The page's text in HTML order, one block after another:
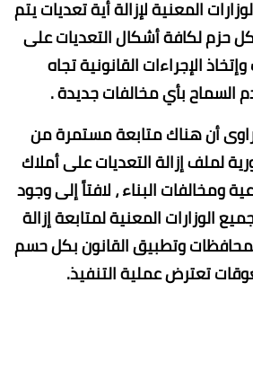
المعنية لإزالة أية تعديات يتم
حزم لكافة أشكال التعديات على
الإجراءات القانونية تجاه
السماح بأي مخالفات جديدة .
أن هناك متابعة مستمرة من
لملف إزالة التعديات على أملاك
ومخالفات البناء ، لافتاً إلى وجود
الوزارات المعنية لمتابعة إزالة
وتطبيق القانون بكل حسم
تعترض عملية التنفيذ.